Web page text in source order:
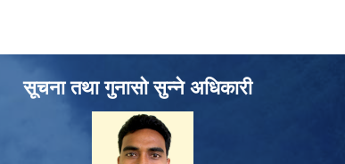
सूचना तथा गुनासो सुन्ने अधिकारी